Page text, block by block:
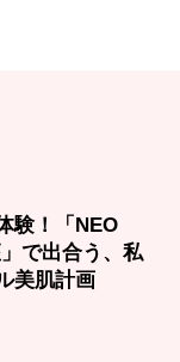
験！「NEO
で出合う、私
美肌計画